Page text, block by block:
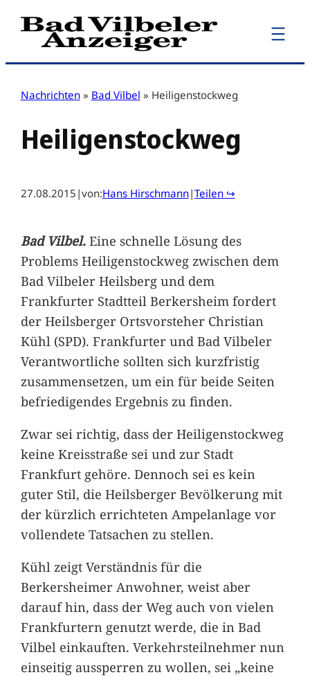
Zum
Inhalt
Nachrichten » Bad Vilbel » Heiligenstockweg
Heiligenstockweg
27.08.2015 |von:Hans Hirschmann|Teilen ↪
Bad Vilbel. Eine schnelle Lösung des
Problems Heiligenstockweg zwischen dem
Bad Vilbeler Heilsberg und dem
Frankfurter Stadtteil Berkersheim fordert
der Heilsberger Ortsvorsteher Christian
Kühl (SPD). Frankfurter und Bad Vilbeler
Verantwortliche sollten sich kurzfristig
zusammensetzen, um ein für beide Seiten
befriedigendes Ergebnis zu finden.
Zwar sei richtig, dass der Heiligenstockweg
keine Kreisstraße sei und zur Stadt
Frankfurt gehöre. Dennoch sei es kein
guter Stil, die Heilsberger Bevölkerung mit
der kürzlich errichteten Ampelanlage vor
vollendete Tatsachen zu stellen.
Kühl zeigt Verständnis für die
Berkersheimer Anwohner, weist aber
darauf hin, dass der Weg auch von vielen
Frankfurtern genutzt werde, die in Bad
Vilbel einkauften. Verkehrsteilnehmer nun
einseitig aussperren zu wollen, sei „keine